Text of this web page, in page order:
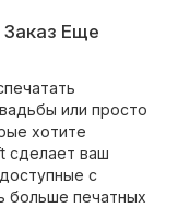
Еще
или просто
хотите
сделает ваш
с
больше печатных